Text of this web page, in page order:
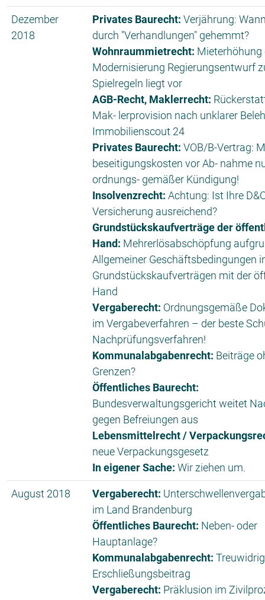
Dezember
2018
Privates Baurecht: Verjährung:
durch "Verhandlungen" gehemmt?
Wohnraummietrecht: Mieterhöhung
Modernisierung Regierungsentwurf
Spielregeln liegt vor
AGB-Recht, Maklerrecht:
Mak- lerprovision nach unklarer
Immobilienscout 24
Privates Baurecht: VOB/B-Vertrag:
beseitigungskosten vor Ab- nahme
ordnungs- gemäßer Kündigung!
Insolvenzrecht: Achtung: Ist Ihre
Versicherung ausreichend?
Grundstückskaufverträge der
Hand: Mehrerlösabschöpfung
Allgemeiner Geschäftsbedingungen
Grundstückskaufverträgen mit der
Hand
Vergaberecht: Ordnungsgemäße
im Vergabeverfahren – der beste
Nachprüfungsverfahren!
Kommunalabgabenrecht: Beiträge
Grenzen?
Öffentliches Baurecht:
Bundesverwaltungsgericht weitet
gegen Befreiungen aus
Lebensmittelrecht /
neue Verpackungsgesetz
In eigener Sache: Wir ziehen um.
August 2018 Vergaberecht:
im Land Brandenburg
Öffentliches Baurecht: Neben- oder
Hauptanlage?
Kommunalabgabenrecht:
Erschließungsbeitrag
Vergaberecht: Präklusion im